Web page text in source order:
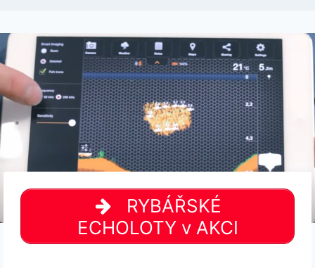
RYBÁŘSKÉ
ECHOLOTY v AKCI